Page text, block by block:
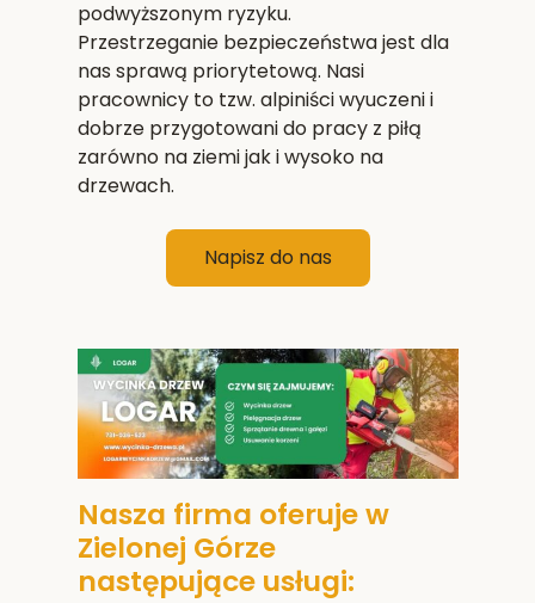
podwyższonym ryzyku.
Przestrzeganie bezpieczeństwa jest dla
nas sprawą priorytetową. Nasi
pracownicy to tzw. alpiniści wyuczeni i
dobrze przygotowani do pracy z piłą
zarówno na ziemi jak i wysoko na
drzewach.
Napisz do nas
Nasza firma oferuje w
Zielonej Górze
następujące usługi: